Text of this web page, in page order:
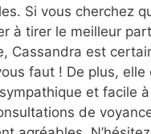
Si vous cherchez
à tirer le meilleur
Cassandra est
faut ! De plus, elle
et facile
de